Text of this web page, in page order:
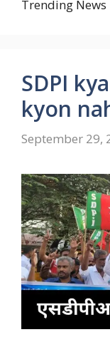
Trending
SDPI
kyon
September 29,